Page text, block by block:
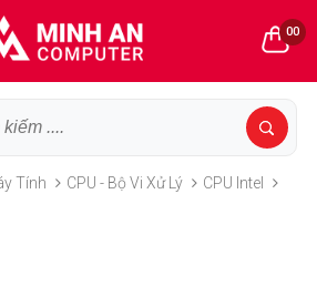
00
Tính CPU - Bộ Vi Xử Lý
CPU Intel